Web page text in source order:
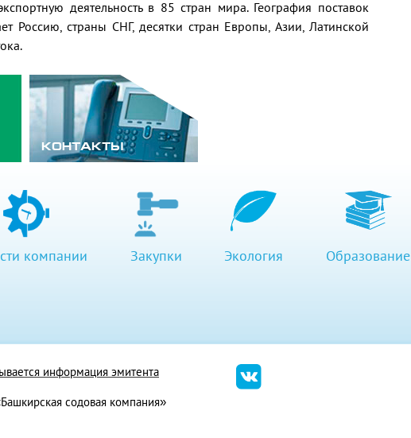
деятельность в 85 стран мира. География поставок
Россию, страны СНГ, десятки стран Европы, Азии, Латинской
КОНТАКТЫ
компании Закупки Экология Образование
информация эмитента
содовая компания»